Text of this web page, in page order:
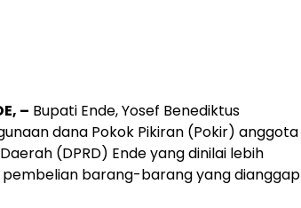
– Bupati Ende, Yosef Benediktus
dana Pokok Pikiran (Pokir) anggota
(DPRD) Ende yang dinilai lebih
barang-barang yang dianggap